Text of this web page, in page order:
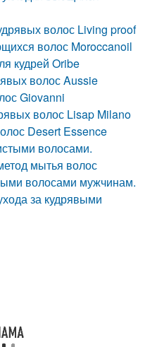
волос Living proof
волос Moroccanoil
кудрей Oribe
волос Aussie
Giovanni
волос Lisap Milano
Desert Essence
волосами.
мытья волос
волосами мужчинам.
за кудрявыми